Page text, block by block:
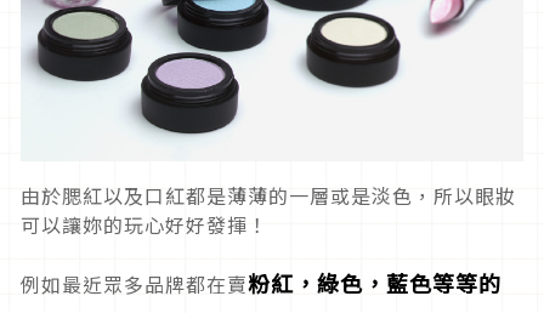
由於腮紅以及口紅都是薄薄的一層或是淡色，所以眼妝
可以讓妳的玩心好好發揮！
例如最近眾多品牌都在賣粉紅，綠色，藍色等等的